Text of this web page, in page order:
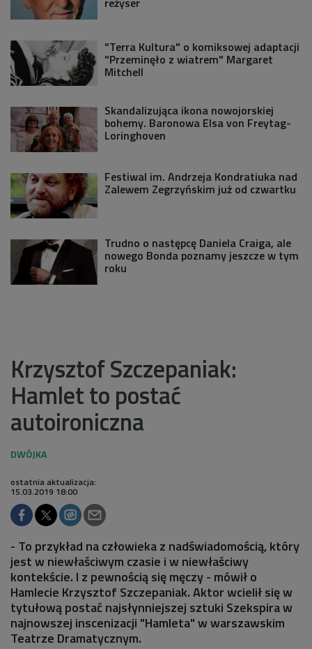
"Terra Kultura" o komiksowej adaptacji
"Przeminęło z wiatrem" Margaret
Mitchell
Skandalizująca ikona nowojorskiej
bohemy. Baronowa Elsa von Freytag-
Loringhoven
Festiwal im. Andrzeja Kondratiuka nad
Zalewem Zegrzyńskim już od czwartku
Trudno o następcę Daniela Craiga, ale
nowego Bonda poznamy jeszcze w tym
roku
Krzysztof Szczepaniak:
Hamlet to postać
autoironiczna
ostatnia aktualizacja:
15.03.2019 18:00
- To przykład na człowieka z nadświadomością, który
jest w niewłaściwym czasie i w niewłaściwy
kontekście. I z pewnością się męczy - mówił o
Hamlecie Krzysztof Szczepaniak. Aktor wcielił się w
tytułową postać najsłynniejszej sztuki Szekspira w
najnowszej inscenizacji "Hamleta" w warszawskim
Teatrze Dramatycznym.